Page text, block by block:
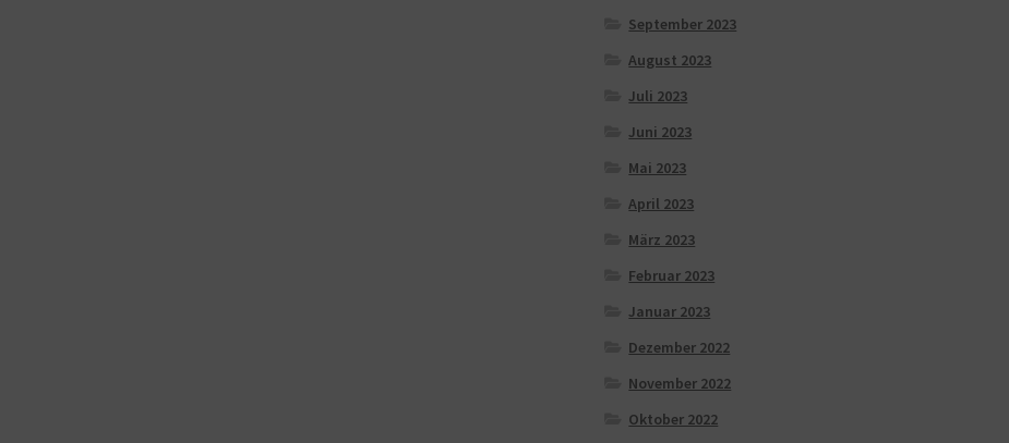
September 2023
August 2023
Juli 2023
Juni 2023
Mai 2023
April 2023
März 2023
Februar 2023
Januar 2023
Dezember 2022
November 2022
Oktober 2022